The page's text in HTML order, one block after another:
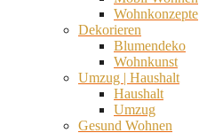
Wohnkonzepte
Dekorieren
Blumendeko
Wohnkunst
Umzug | Haushalt
Haushalt
Umzug
Gesund Wohnen